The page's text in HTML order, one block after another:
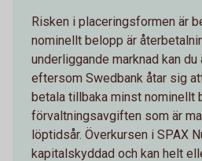
Risken i placeringsformen är
nominellt belopp är
underliggande marknad kan du
eftersom Swedbank åtar sig
betala tillbaka minst nominellt
förvaltningsavgiften som är
löptidsår. Överkursen i SPAX
kapitalskyddad och kan helt